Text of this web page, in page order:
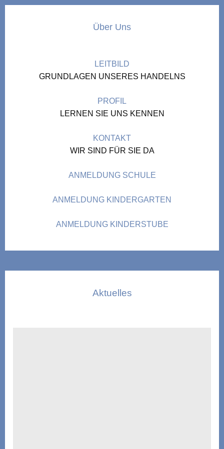
Über Uns
LEITBILD
GRUNDLAGEN UNSERES HANDELNS
PROFIL
LERNEN SIE UNS KENNEN
KONTAKT
WIR SIND FÜR SIE DA
ANMELDUNG SCHULE
ANMELDUNG KINDERGARTEN
ANMELDUNG KINDERSTUBE
Aktuelles